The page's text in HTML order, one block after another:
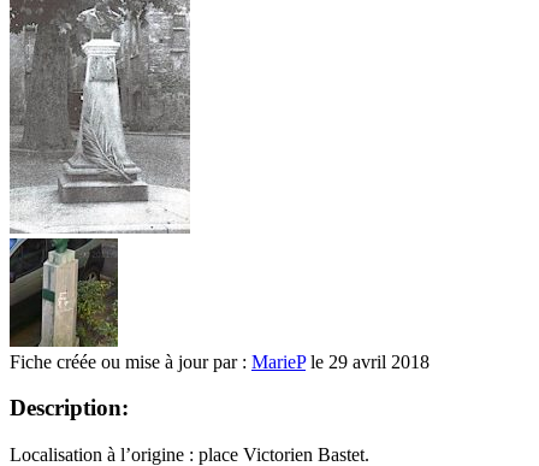
Fiche créée ou mise à jour par : MariePle 29 avril 2018
Description:
Localisation à l’origine : place Victorien Bastet.